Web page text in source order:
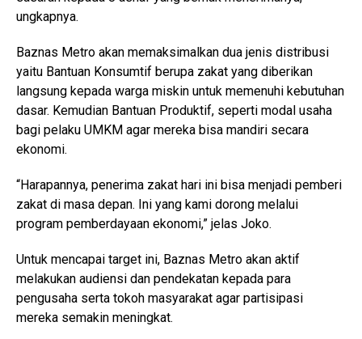
ungkapnya.
Baznas Metro akan memaksimalkan dua jenis distribusi
yaitu Bantuan Konsumtif berupa zakat yang diberikan
langsung kepada warga miskin untuk memenuhi kebutuhan
dasar. Kemudian Bantuan Produktif, seperti modal usaha
bagi pelaku UMKM agar mereka bisa mandiri secara
ekonomi.
“Harapannya, penerima zakat hari ini bisa menjadi pemberi
zakat di masa depan. Ini yang kami dorong melalui
program pemberdayaan ekonomi,” jelas Joko.
Untuk mencapai target ini, Baznas Metro akan aktif
melakukan audiensi dan pendekatan kepada para
pengusaha serta tokoh masyarakat agar partisipasi
mereka semakin meningkat.